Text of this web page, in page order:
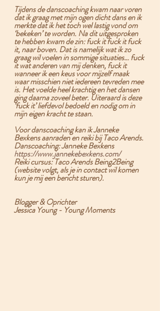
Tijdens de danscoaching kwam naar voren
dat ik graag met mijn ogen dicht dans en ik
merkte dat ik het toch wel lastig vond om
‘bekeken’ te worden. Na dit uitgesproken
te hebben kwam de zin: fuck it fuck it fuck
it, naar boven. Dat is namelijk wat ik zo
graag wil voelen in sommige situaties… fuck
it wat anderen van mij denken, fuck it
wanneer ik een keus voor mijzelf maak
waar misschien niet iedereen tevreden mee
is. Het voelde heel krachtig en het dansen
ging daarna zoveel beter. Uiteraard is deze
‘fuck it’ liefdevol bedoeld en nodig om in
mijn eigen kracht te staan.
Voor danscoaching kan ik Janneke
Bexkens aanraden en reiki bij Taco Arends.
Danscoaching: Janneke Bexkens
https://www.jannekebexkens.com/
Reiki cursus: Taco Arends Being2Being
(website volgt, als je in contact wil komen
kun je mij een bericht sturen).
Blogger & Oprichter
Jessica Young - Young Moments